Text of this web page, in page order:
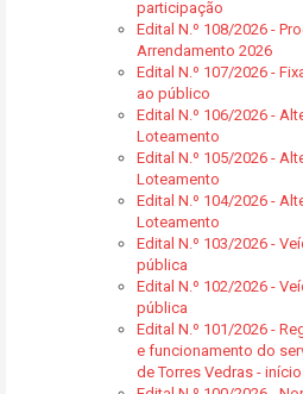
participação
Edital N.º 108/2026 -
Arrendamento 2026
Edital N.º 107/2026 -
ao público
Edital N.º 106/2026 -
Loteamento
Edital N.º 105/2026 -
Loteamento
Edital N.º 104/2026 -
Loteamento
Edital N.º 103/2026 -
pública
Edital N.º 102/2026 -
pública
Edital N.º 101/2026 -
e funcionamento do
de Torres Vedras -